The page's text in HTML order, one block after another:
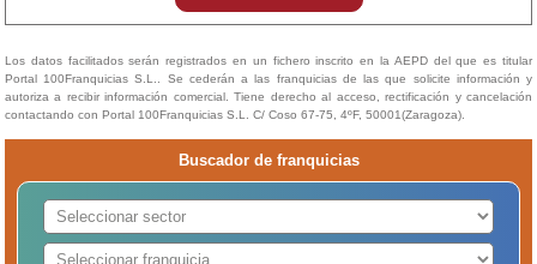
Los datos facilitados serán registrados en un fichero inscrito en la AEPD del que es titular
Portal 100Franquicias S.L.. Se cederán a las franquicias de las que solicite información y
autoriza a recibir información comercial. Tiene derecho al acceso, rectificación y cancelación
contactando con Portal 100Franquicias S.L. C/ Coso 67-75, 4ºF, 50001(Zaragoza).
Buscador de franquicias